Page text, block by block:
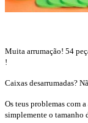
Muita arrumação! 54
!
Caixas desarrumadas?
Os teus problemas com
simplemente o tamanho